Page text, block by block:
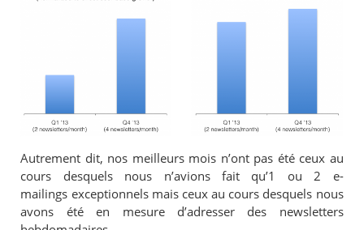
Autrement dit, nos meilleurs mois n’ont pas été ceux au
cours desquels nous n’avions fait qu’1 ou 2 e-
mailings exceptionnels mais ceux au cours desquels nous
avons été en mesure d’adresser des newsletters